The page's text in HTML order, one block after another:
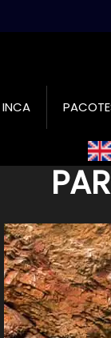
INCA